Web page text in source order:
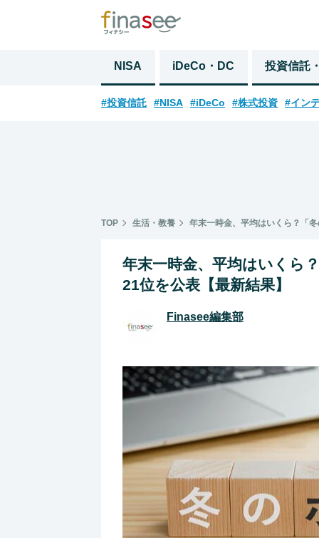
NISA iDeCo・DC 投資信託
#投資信託 #NISA #iDeCo #株式投資 #イン
TOP 生活・教養 年末一時金、平均はいくら？「
年末一時金、平均はいくら
21位を公表【最新結果】
Finasee編集部